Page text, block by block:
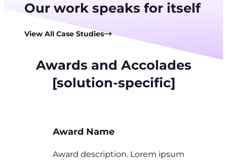
Our work speaks for itself
View All Case Studies
Awards and Accolades
[solution-specific]
Award Name
Award description. Lorem ipsum